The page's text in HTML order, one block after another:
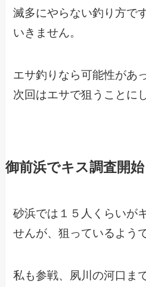
滅多にやらない釣り方で
いきません。
エサ釣りなら可能性があ
次回はエサで狙うことに
御前浜でキス調査開始
砂浜では１５人くらいが
せんが、狙っているよう
私も参戦、夙川の河口ま